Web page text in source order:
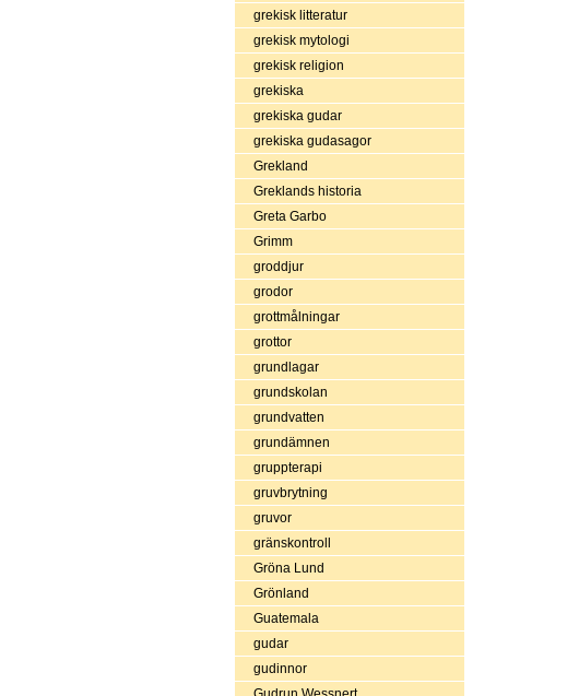
grekisk litteratur
grekisk mytologi
grekisk religion
grekiska
grekiska gudar
grekiska gudasagor
Grekland
Greklands historia
Greta Garbo
Grimm
groddjur
grodor
grottmålningar
grottor
grundlagar
grundskolan
grundvatten
grundämnen
gruppterapi
gruvbrytning
gruvor
gränskontroll
Gröna Lund
Grönland
Guatemala
gudar
gudinnor